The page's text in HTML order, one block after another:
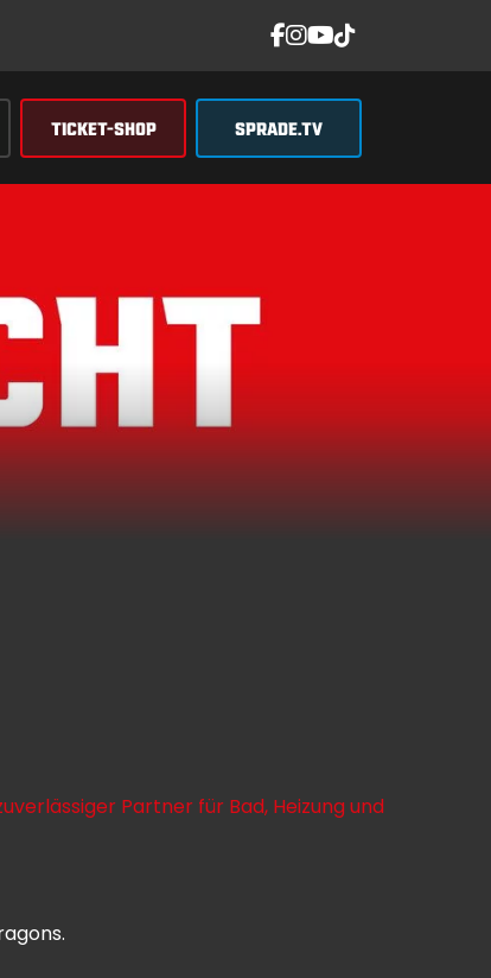
TICKET-SHOP SPRADE.TV
Partner für Bad, Heizung und